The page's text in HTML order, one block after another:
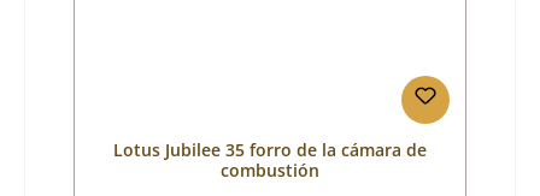
Lotus Jubilee 35 forro de la cámara de
combustión